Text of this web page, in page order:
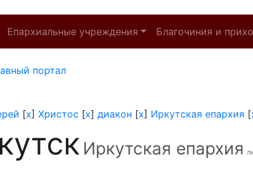
Епархиальные учреждения Благочиния и
портал
[x] Христос [x] диакон [x] Иркутская епархия [
Иркутская епархия